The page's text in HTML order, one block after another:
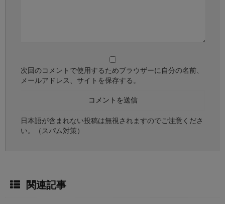
次回のコメントで使用するためブラウザーに自分の名前、
メールアドレス、サイトを保存する。
日本語が含まれない投稿は無視されますのでご注意くださ
い。（スパム対策）
関連記事